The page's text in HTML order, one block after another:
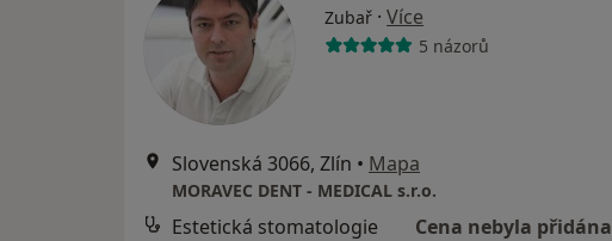
Zubař · Více
5 názorů
Slovenská 3066, Zlín • Mapa
MORAVEC DENT - MEDICAL s.r.o.
Estetická stomatologie Cena nebyla přidána